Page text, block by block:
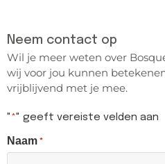
Neem contact op
Wil je meer weten over
wij voor jou kunnen
vrijblijvend met je mee.
" *" geeft vereiste velden aan
Naam *